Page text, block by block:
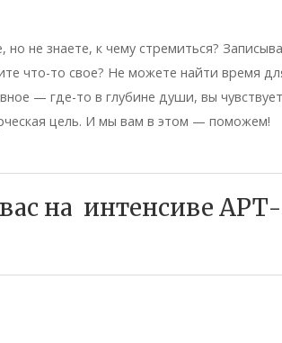
но не знаете, к чему стремиться?
что-то свое? Не можете найти время
— где-то в глубине души, вы
цель. И мы вам в этом — поможем!
на интенсиве АРТ-